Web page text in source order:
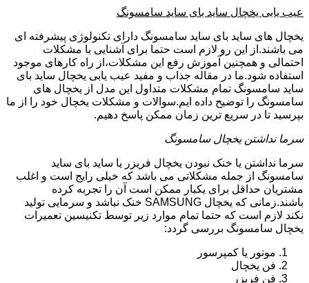
عیب یابی یخچال ساید بای ساید سامسونگ
یخچال های ساید بای ساید سامسونگ دارای تکنولوژی پیشرفته ای
می باشند.از این رو لازم است حتما برای آشنایی با مشکلات
احتمالی و همچنین آموزش رفع این مشکلات،از راه کارهای موجود
استفاده شود.ما در مقاله جذاب و مفید عیب یابی یخچال ساید بای
ساید سامسونگ تمام مشکلات متداول این مدل از یخچال های
سامسونگ را توضیح داده ایم.سوالات و مشکلات یخچال خود را از ما
بپرسید تا در سریع ترین زمان ممکن پاسخ دهیم.
سرما نداشتن یخچال سامسونگ
سرما نداشتن یا خنک نبودن یخچال فریزر یا ساید بای ساید
سامسونگ از جمله مشکلاتی می باشد که خیلی رایج است و اغلب
مشتریان حداقل برای یکبار ممکن است آن را تجربه کرده
باشند.زمانی که یخچال SAMSUNG خنک نباشد و سرمایی تولید
نکند لازم است که حتما تمام موارد زیر توسط تکنیسین تعمیرات
یخچال سامسونگ بررسی گردد:
موتور یا کمپرسور
فن یخچال
فن فریزر